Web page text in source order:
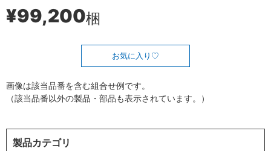
¥99,200梱
お気に入り
画像は該当品番を含む組合せ例です。
（該当品番以外の製品・部品も表示されています。）
製品カテゴリ